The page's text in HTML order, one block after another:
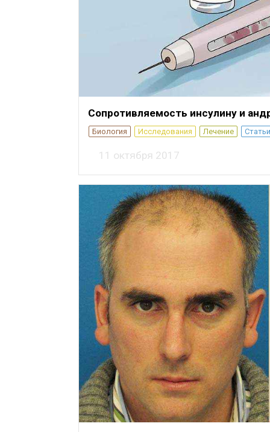
Сопротивляемость инсулину и
Биология Исследования Лечение Статьи
11 октября 2017